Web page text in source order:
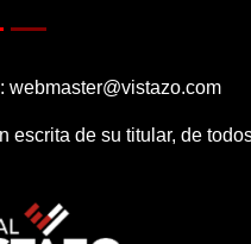
webmaster@vistazo.com
escrita de su titular, de